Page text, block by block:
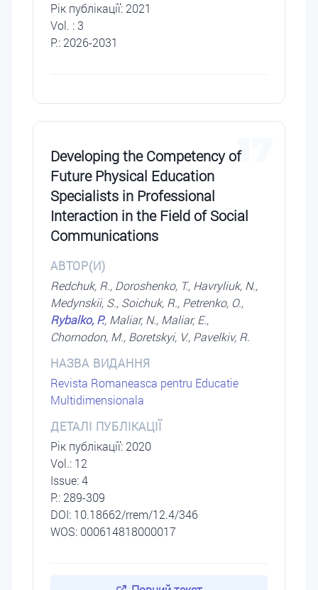
Рік публікації: 2021
Vol. : 3
P.: 2026-2031
17
Developing the Competency of
Future Physical Education
Specialists in Professional
Interaction in the Field of Social
Communications
АВТОР(И)
Redchuk, R., Doroshenko, T., Havryliuk, N.,
Medynskii, S., Soichuk, R., Petrenko, O.,
Rybalko, P., Maliar, N., Maliar, E.,
Chornodon, M., Boretskyi, V., Pavelkiv, R.
НАЗВА ВИДАННЯ
Revista Romaneasca pentru Educatie
Multidimensionala
ДЕТАЛІ ПУБЛІКАЦІЇ
Рік публікації: 2020
Vol.: 12
Issue: 4
P.: 289-309
DОI: 10.18662/rrem/12.4/346
WOS: 000614818000017